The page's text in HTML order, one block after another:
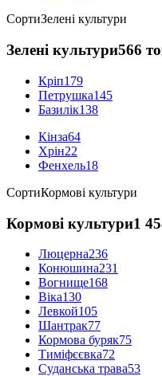
СортиЗелені культури
Зелені культури566
Кріп179
Петрушка145
Базилік138
Кінза64
Хрін22
Фенхель18
СортиКормові культури
Кормові культури1
Люцерна236
Конюшина231
Вогнище168
Віка130
Левкой105
Шантрак77
Кормова буряк75
Тиміфєєвка72
Суданська трава53